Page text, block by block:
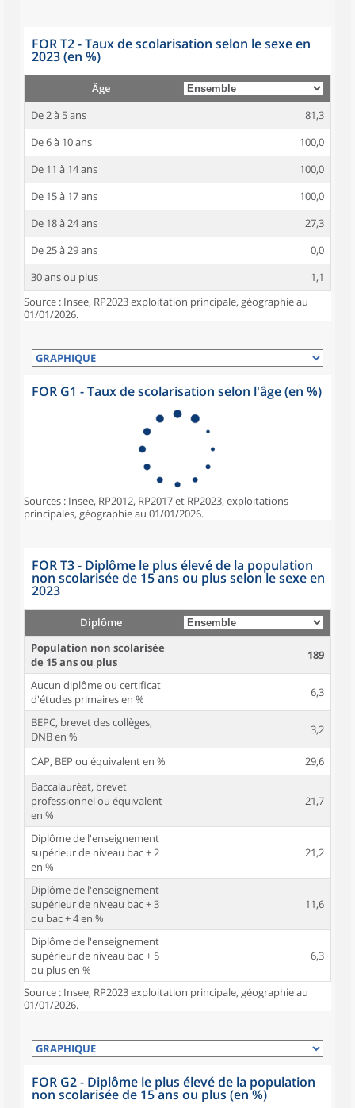
FOR T2 - Taux de scolarisation selon le sexe en
2023 (en %)
Âge
De 2 à 5 ans
81,3
De 6 à 10 ans
100,0
De 11 à 14 ans
100,0
De 15 à 17 ans
100,0
De 18 à 24 ans
27,3
De 25 à 29 ans
0,0
30 ans ou plus
1,1
Source : Insee, RP2023 exploitation principale, géographie au
01/01/2026.
FOR G1 - Taux de scolarisation selon l'âge (en %)
Sources : Insee, RP2012, RP2017 et RP2023, exploitations
principales, géographie au 01/01/2026.
FOR T3 - Diplôme le plus élevé de la population
non scolarisée de 15 ans ou plus selon le sexe en
2023
Diplôme
Population non scolarisée
de 15 ans ou plus
189
Aucun diplôme ou certificat
d'études primaires en %
6,3
BEPC, brevet des collèges,
DNB en %
3,2
CAP, BEP ou équivalent en %
29,6
Baccalauréat, brevet
professionnel ou équivalent
en %
21,7
Diplôme de l'enseignement
supérieur de niveau bac + 2
en %
21,2
Diplôme de l'enseignement
supérieur de niveau bac + 3
ou bac + 4 en %
11,6
Diplôme de l'enseignement
supérieur de niveau bac + 5
ou plus en %
6,3
Source : Insee, RP2023 exploitation principale, géographie au
01/01/2026.
FOR G2 - Diplôme le plus élevé de la population
non scolarisée de 15 ans ou plus (en %)